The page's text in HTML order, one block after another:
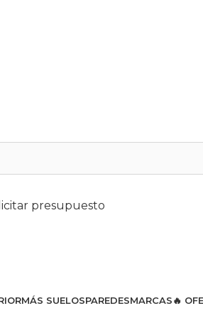
presupuesto
MÁS SUELOSPAREDESMARCAS🔥